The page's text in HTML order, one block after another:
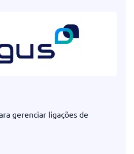
gerenciar ligações de